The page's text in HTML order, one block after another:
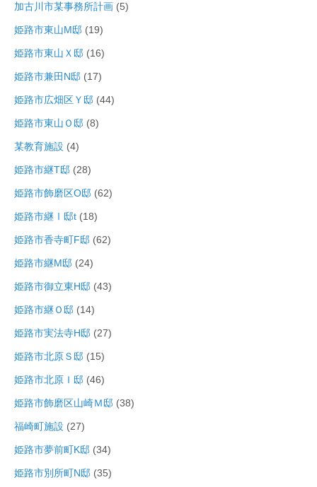
加古川市某事務所計画 (5)
姫路市東山M邸 (19)
姫路市東山Ｘ邸 (16)
姫路市兼田N邸 (17)
姫路市広畑区Ｙ邸 (44)
姫路市東山Ｏ邸 (8)
某教育施設 (4)
姫路市継T邸 (28)
姫路市飾磨区O邸 (62)
姫路市継Ⅰ邸t (18)
姫路市香寺町F邸 (62)
姫路市継M邸 (24)
姫路市御立東H邸 (43)
姫路市継Ｏ邸 (14)
姫路市実法寺H邸 (27)
姫路市北原Ｓ邸 (15)
姫路市北原Ｉ邸 (46)
姫路市飾磨区山崎Ｍ邸 (38)
福崎町施設 (27)
姫路市夢前町K邸 (34)
姫路市別所町N邸 (35)